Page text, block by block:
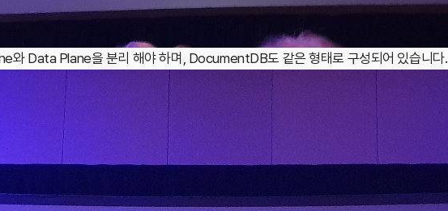
Data Plane을 분리 해야 하며, DocumentDB도 같은 형태로 구성되어 있습니다.